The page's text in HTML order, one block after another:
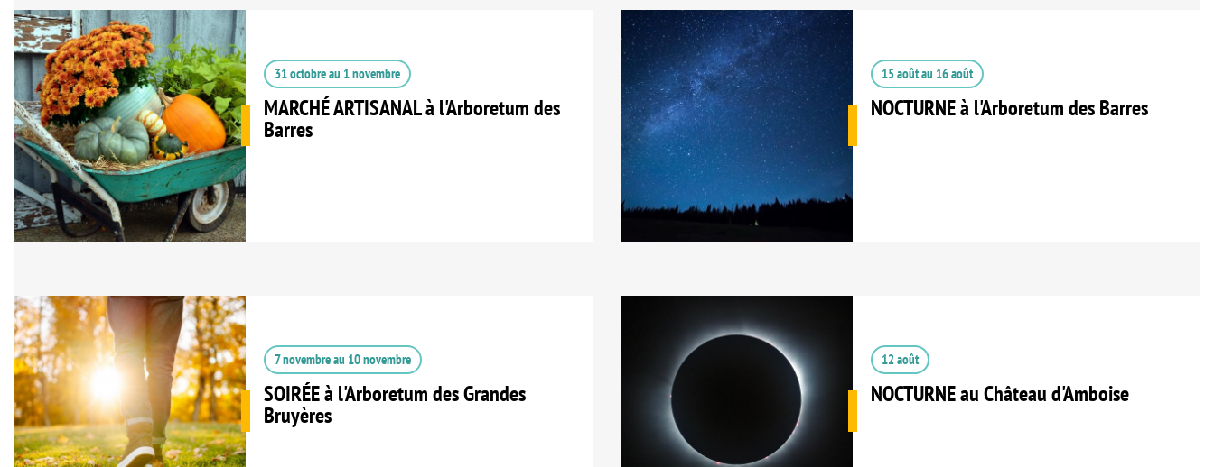
31 octobreau 1 novembre
MARCHÉ ARTISANAL à l'Arboretum des
Barres
15 aoûtau 16 août
NOCTURNE à l'Arboretum des Barres
7 novembreau 10 novembre
SOIRÉE à l'Arboretum des Grandes
Bruyères
12 août
NOCTURNE au Château d'Amboise